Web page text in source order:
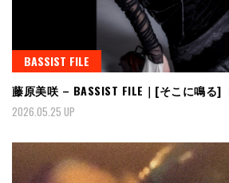
BASSIST FILE
藤原美咲 – BASSIST FILE｜[そこに鳴る]
2026.05.25 UP